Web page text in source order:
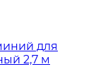
для
2,7 м